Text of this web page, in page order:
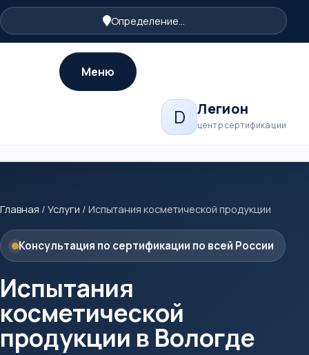
Определение...
D Легион
центр сертификации
Меню
Главная / Услуги / Испытания косметической продукции
Консультация по сертификации по всей России
Испытания
косметической
продукции в Вологде